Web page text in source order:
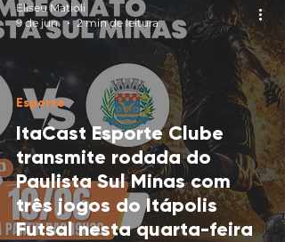
ItaCast Esporte Clube
transmite rodada do
Paulista Sul Minas com
três jogos do Itápolis
Futsal nesta quarta-feira
Esporte
Eliseu Matioli
9 de jun.
2 min de leitura